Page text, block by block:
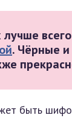
лучше
. Чёрные
быть